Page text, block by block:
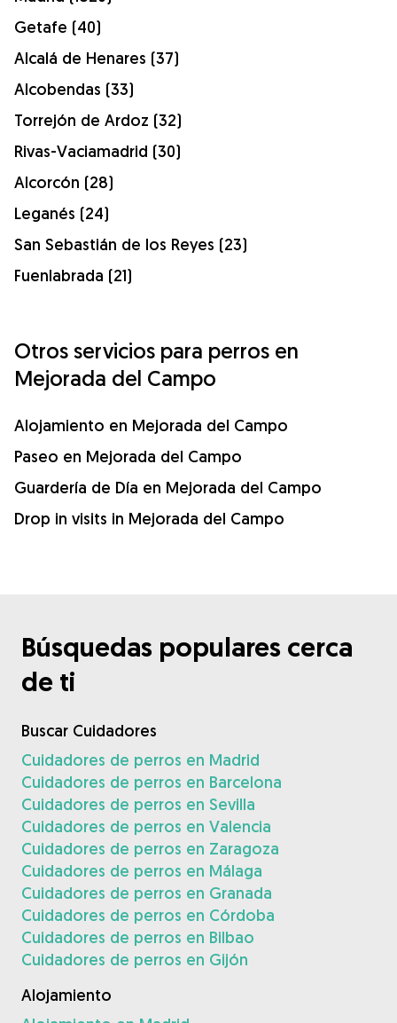
Getafe (40)
Alcalá de Henares (37)
Alcobendas (33)
Torrejón de Ardoz (32)
Rivas-Vaciamadrid (30)
Alcorcón (28)
Leganés (24)
San Sebastián de los Reyes (23)
Fuenlabrada (21)
Otros servicios para perros en
Mejorada del Campo
Alojamiento en Mejorada del Campo
Paseo en Mejorada del Campo
Guardería de Día en Mejorada del Campo
Drop in visits in Mejorada del Campo
Búsquedas populares cerca
de ti
Buscar Cuidadores
Cuidadores de perros en Madrid
Cuidadores de perros en Barcelona
Cuidadores de perros en Sevilla
Cuidadores de perros en Valencia
Cuidadores de perros en Zaragoza
Cuidadores de perros en Málaga
Cuidadores de perros en Granada
Cuidadores de perros en Córdoba
Cuidadores de perros en Bilbao
Cuidadores de perros en Gijón
Alojamiento